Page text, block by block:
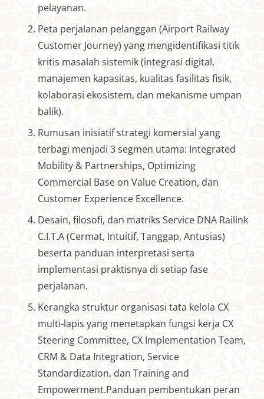
pelayanan.
Peta perjalanan pelanggan (Airport Railway
Customer Journey) yang mengidentifikasi titik
kritis masalah sistemik (integrasi digital,
manajemen kapasitas, kualitas fasilitas fisik,
kolaborasi ekosistem, dan mekanisme umpan
balik).
Rumusan inisiatif strategi komersial yang
terbagi menjadi 3 segmen utama: Integrated
Mobility & Partnerships, Optimizing
Commercial Base on Value Creation, dan
Customer Experience Excellence.
Desain, filosofi, dan matriks Service DNA Railink
C.I.T.A (Cermat, Intuitif, Tanggap, Antusias)
beserta panduan interpretasi serta
implementasi praktisnya di setiap fase
perjalanan.
Kerangka struktur organisasi tata kelola CX
multi-lapis yang menetapkan fungsi kerja CX
Steering Committee, CX Implementation Team,
CRM & Data Integration, Service
Standardization, dan Training and
Empowerment.Panduan pembentukan peran